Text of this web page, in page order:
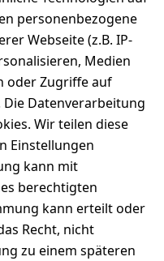
personenbezogene
Webseite (z.B. IP-
Medien
oder Zugriffe auf
Die Datenverarbeitung
Wir teilen diese
Einstellungen
kann mit
berechtigten
kann erteilt oder
Recht, nicht
zu einem späteren